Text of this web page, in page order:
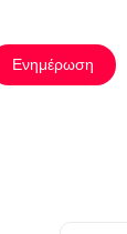
Ενημέρωση